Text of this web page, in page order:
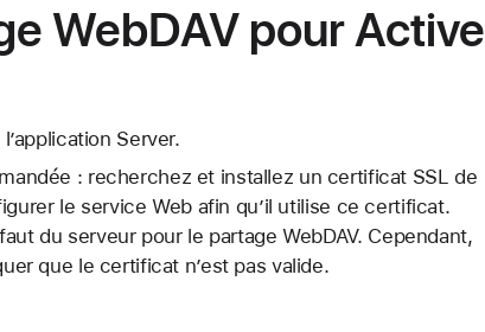
WebDAV pour Active
Server.
: recherchez et installez un certificat SSL de
le service Web afin qu’il utilise ce certificat.
du serveur pour le partage WebDAV. Cependant,
que le certificat n’est pas valide.